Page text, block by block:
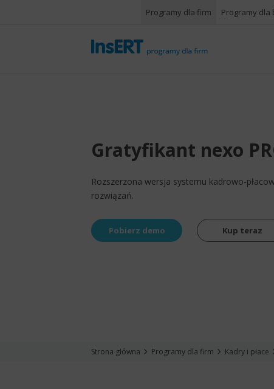
Programy dla firm Programy dla
Gratyfikant nexo
Rozszerzona wersja systemu kadrowo-
rozwiązań.
Pobierz demo Kup teraz
Strona główna Programy dla firm Kadry i płace